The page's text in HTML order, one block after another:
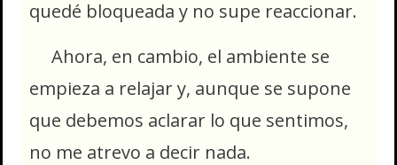
quedé bloqueada y no supe reaccionar.
Ahora, en cambio, el ambiente se
empieza a relajar y, aunque se supone
que debemos aclarar lo que sentimos,
no me atrevo a decir nada.